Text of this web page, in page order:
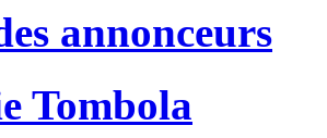
annonceurs
Tombola